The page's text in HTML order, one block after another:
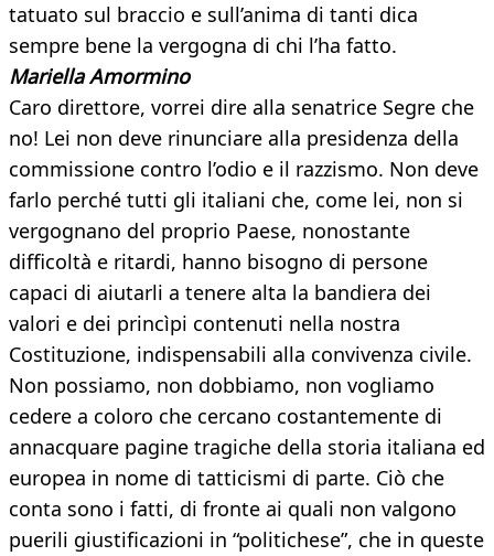
tatuato sul braccio e sull’anima di tanti dica
sempre bene la vergogna di chi l’ha fatto.
Mariella Amormino
Caro direttore, vorrei dire alla senatrice Segre che
no! Lei non deve rinunciare alla presidenza della
commissione contro l’odio e il razzismo. Non deve
farlo perché tutti gli italiani che, come lei, non si
vergognano del proprio Paese, nonostante
difficoltà e ritardi, hanno bisogno di persone
capaci di aiutarli a tenere alta la bandiera dei
valori e dei princìpi contenuti nella nostra
Costituzione, indispensabili alla convivenza civile.
Non possiamo, non dobbiamo, non vogliamo
cedere a coloro che cercano costantemente di
annacquare pagine tragiche della storia italiana ed
europea in nome di tatticismi di parte. Ciò che
conta sono i fatti, di fronte ai quali non valgono
puerili giustificazioni in “politichese”, che in queste